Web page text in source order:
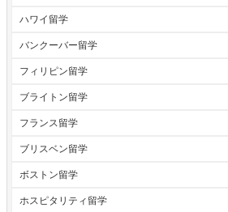
ハワイ留学
バンクーバー留学
フィリピン留学
ブライトン留学
フランス留学
ブリスベン留学
ボストン留学
ホスピタリティ留学